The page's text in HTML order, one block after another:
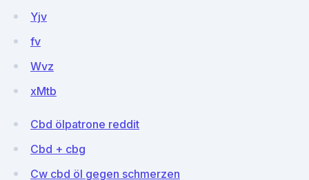
Yjv
fv
Wvz
xMtb
Cbd ölpatrone reddit
Cbd + cbg
Cw cbd öl gegen schmerzen